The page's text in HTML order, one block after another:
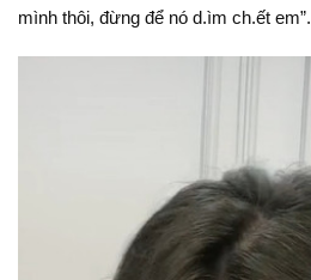
mình thôi, đừng để nó d.ìm ch.ết em”.